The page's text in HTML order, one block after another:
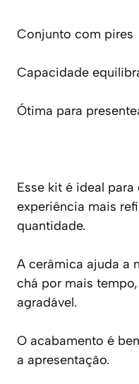
Conjunto com pires
Capacidade
Ótima para
Esse kit é ideal
experiência mais
quantidade.
A cerâmica ajuda a
chá por mais
agradável.
O acabamento é
a apresentação.